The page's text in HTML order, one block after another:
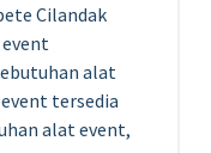
Cilandak
alat
tersedia
alat event,